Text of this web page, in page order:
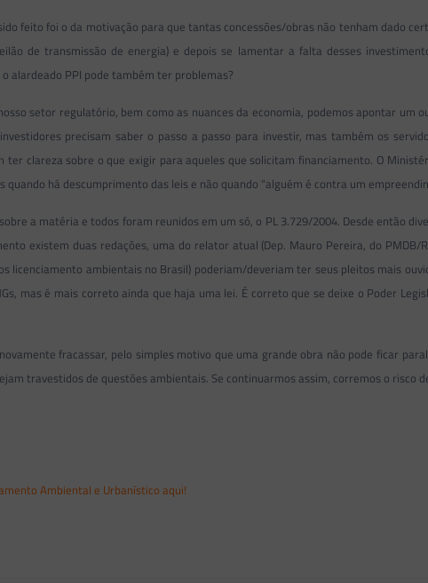
feito foi o da motivação para que tantas concessões/obras não tenham dado
de transmissão de energia) e depois se lamentar a falta desses
alardeado PPI pode também ter problemas?
setor regulatório, bem como as nuances da economia, podemos apontar
precisam saber o passo a passo para investir, mas também os
ter clareza sobre o que exigir para aqueles que solicitam financiamento. O
há descumprimento das leis e não quando “alguém é contra um
a matéria e todos foram reunidos em um só, o PL 3.729/2004. Desde então
existem duas redações, uma do relator atual (Dep. Mauro Pereira, do
licenciamento ambientais no Brasil) poderiam/deveriam ter seus pleitos mais
mas é mais correto ainda que haja uma lei. É correto que se deixe o Poder
fracassar, pelo simples motivo que uma grande obra não pode ficar
travestidos de questões ambientais. Se continuarmos assim, corremos o risco
Ambiental e Urbanístico aqui!